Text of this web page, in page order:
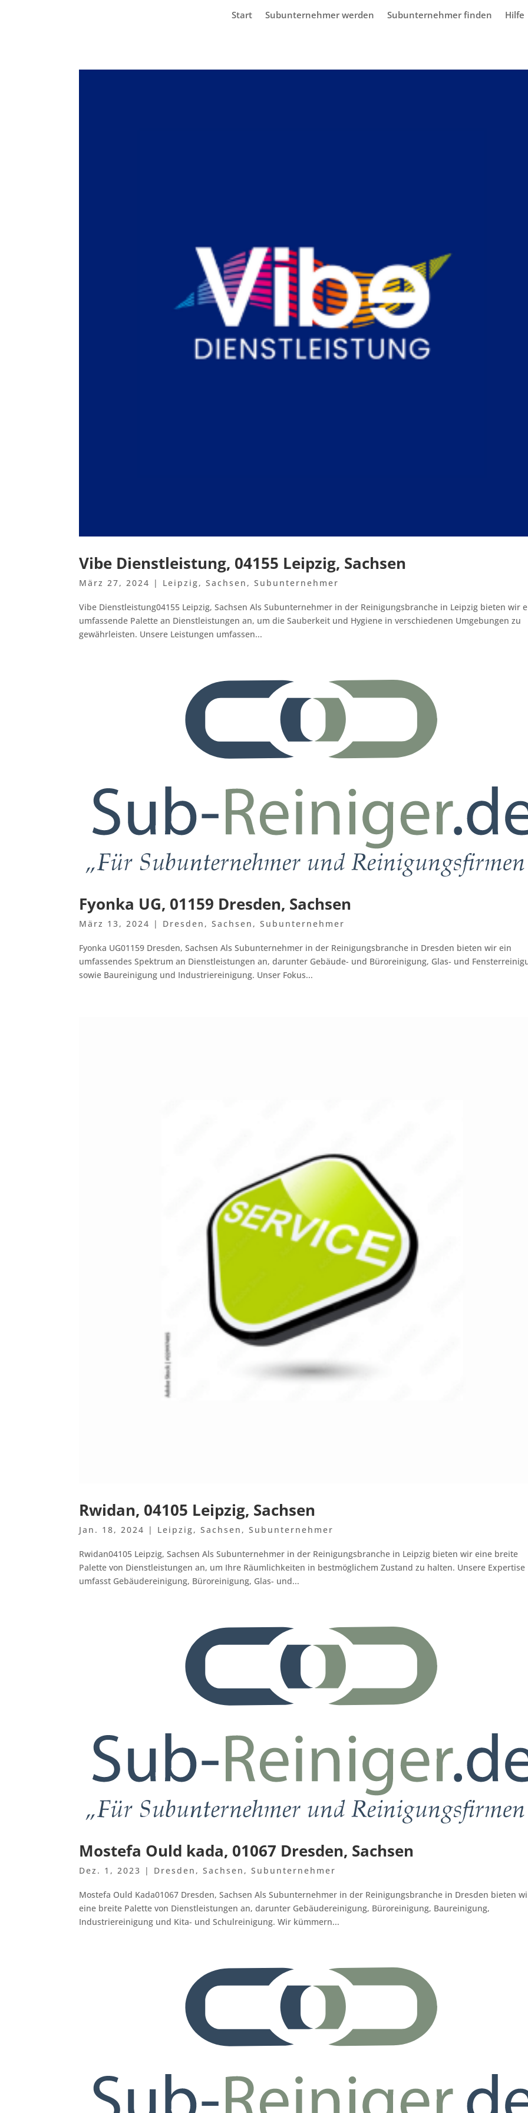
Start Subunternehmer werden Subunternehmer finden Hilfe
Vibe Dienstleistung, 04155 Leipzig, Sachsen
März 27, 2024 | Leipzig,Sachsen ,Subunternehmer
Vibe Dienstleistung04155 Leipzig, Sachsen Als Subunternehmer in der Reinigungsbranche in Leipzig bieten wir
umfassende Palette an Dienstleistungen an, um die Sauberkeit und Hygiene in verschiedenen Umgebungen zu
gewährleisten. Unsere Leistungen umfassen...
Fyonka UG, 01159 Dresden, Sachsen
März 13, 2024 | Dresden ,Sachsen ,Subunternehmer
Fyonka UG01159 Dresden, Sachsen Als Subunternehmer in der Reinigungsbranche in Dresden bieten wir ein
umfassendes Spektrum an Dienstleistungen an, darunter Gebäude- und Büroreinigung, Glas- und
sowie Baureinigung und Industriereinigung. Unser Fokus...
Rwidan, 04105 Leipzig, Sachsen
Jan. 18, 2024 | Leipzig,Sachsen ,Subunternehmer
Rwidan04105 Leipzig, Sachsen Als Subunternehmer in der Reinigungsbranche in Leipzig bieten wir eine breite
Palette von Dienstleistungen an, um Ihre Räumlichkeiten in bestmöglichem Zustand zu halten. Unsere Expertise
umfasst Gebäudereinigung, Büroreinigung, Glas- und...
Mostefa Ould kada, 01067 Dresden, Sachsen
Dez. 1, 2023 | Dresden ,Sachsen ,Subunternehmer
Mostefa Ould Kada01067 Dresden, Sachsen Als Subunternehmer in der Reinigungsbranche in Dresden bieten
eine breite Palette von Dienstleistungen an, darunter Gebäudereinigung, Büroreinigung, Baureinigung,
Industriereinigung und Kita- und Schulreinigung. Wir kümmern...